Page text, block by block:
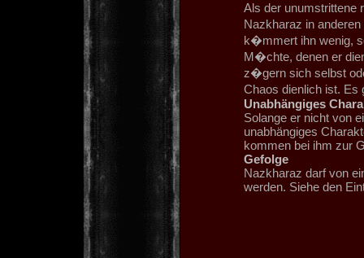
Als der
Nazkharaz in
k�mmert ihn wenig,
M�chte, denen er
z�gern sich selbst
Chaos dienlich ist.
Unabhängiges
Solange er nicht von
unabhängiges
kommen bei ihm zur
Gefolge
Nazkharaz darf von
werden. Siehe den